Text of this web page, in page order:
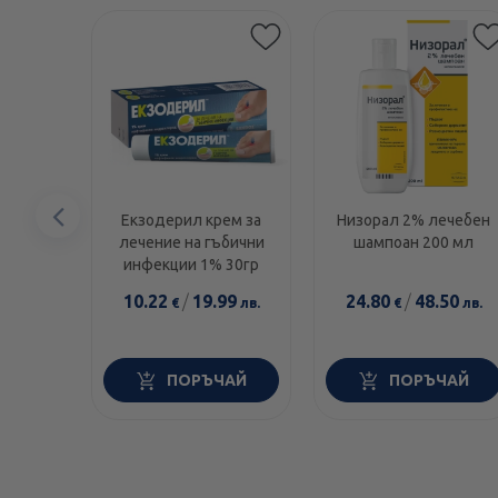
Екзодерил крем за
лечение на гъбични
инфекции 1% 30гр
10.22 € / 19.99лв.
ПОРЪЧАЙ
Низорал 2% лечебен
шампоан 200 мл
24.80€ / 48.50лв.
ПОРЪЧАЙ
Предишен
елемент